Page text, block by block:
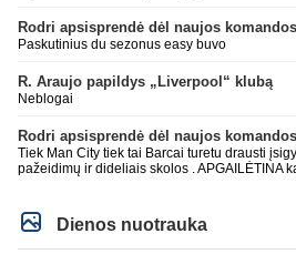
Rodri apsisprendė dėl naujos komandos
Paskutinius du sezonus easy buvo
R. Araujo papildys „Liverpool“ klubą
Neblogai
Rodri apsisprendė dėl naujos komandos
Tiek Man City tiek tai Barcai turetu drausti
pažeidimų ir dideliais skolos . APGAILĖTINA
Dienos nuotrauka